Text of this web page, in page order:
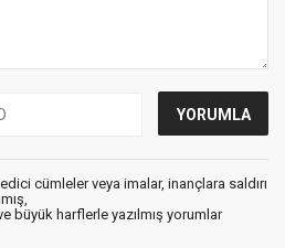
cümleler veya imalar, inançlara saldırı
büyük harflerle yazılmış yorumlar